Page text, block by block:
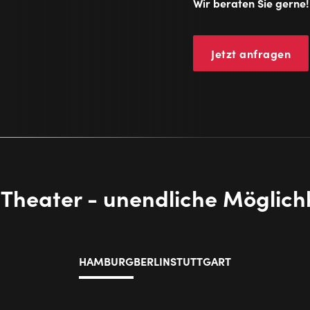
Jetzt anfragen
- unendliche
HAMBURGBERLINSTUTTGART